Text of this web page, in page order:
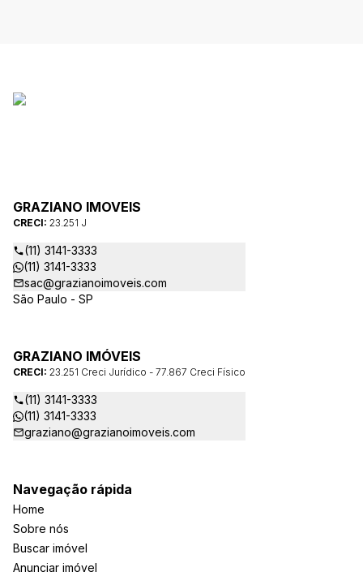
GRAZIANO IMOVEIS
CRECI: 23.251 J
(11) 3141-3333
(11) 3141-3333
sac@grazianoimoveis.com
São Paulo - SP
GRAZIANO IMÓVEIS
CRECI: 23.251 Creci Jurídico - 77.867 Creci Físico
(11) 3141-3333
(11) 3141-3333
graziano@grazianoimoveis.com
Navegação rápida
Home
Sobre nós
Buscar imóvel
Anunciar imóvel